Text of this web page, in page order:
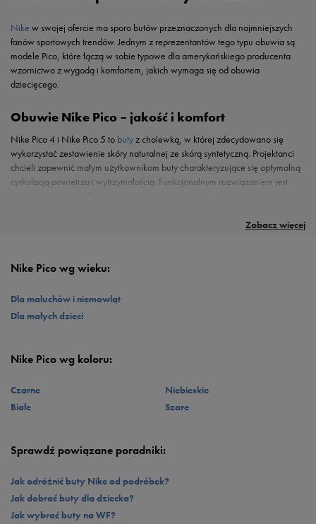
kształt, są gwarancją, że naszego malucha nic nie będzie uwierać,uciskać, obcierać i
Zobacz więcej
Nike w swojej ofercie ma sporo butów przeznaczonych dla najmniejszych
fanów sportowych trendów. Jednym z reprezentantów tego typu obuwia są
modele Pico, które łączą w sobie typowe dla amerykańskiego producenta
wzornictwo z wygodą i komfortem, jakich wymaga się od obuwia
dziecięcego.
Obuwie Nike Pico – jakość i komfort
Nike Pico 4 i Nike Pico 5 to butyz cholewką, w której zdecydowano się
wykorzystać zestawienie skóry naturalnej ze skórą syntetyczną. Projektanci
chcieli zapewnić małym użytkownikom buty charakteryzujące się optymalną
cyrkulacją powietrza i wytrzymałością. Funkcjonalnym rozwiązaniem jest
co z pewnością stanowi zaletę dla rodziców małych pociech. Wewnątrz
wykonana z phylonowej pianki
właściwości amortyzacyjne. Model Pico 4 i Pico 5 dostępny jest w wielu
ciekawych kolorystykach dla chłopców i dziewczynek.
Nike Pico wg wieku:
Dla maluchów i niemowląt
Dla małych dzieci
Nike Pico wg koloru:
Czarne
Białe
Niebieskie
Szare
Sprawdź powiązane poradniki:
Jak odróżnić buty Nike od podróbek?
Jak dobrać buty dla dziecka?
Jak wybrać buty na WF?